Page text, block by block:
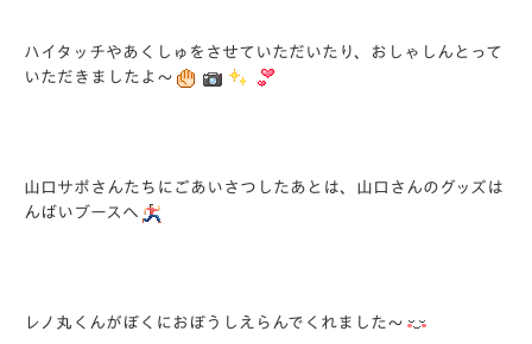
ハイタッチやあくしゅをさせていただいたり、おしゃしんとって
いただきましたよ～
山口サポさんたちにごあいさつしたあとは、山口さんのグッズは
んばいブースへ
レノ丸くんがぼくにおぼうしえらんでくれました～